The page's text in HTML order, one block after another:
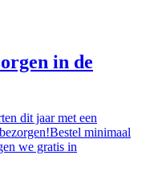
in de
dit jaar met een
minimaal
we gratis in